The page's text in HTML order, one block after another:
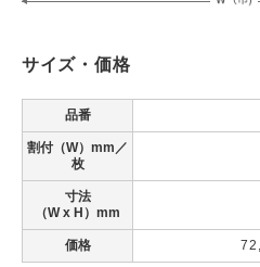
サイズ・価格
品番
割付（W）mm／
枚
寸法
（W x H）mm
価格